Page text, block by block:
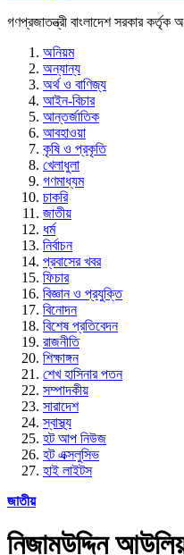
গণপ্রজাতন্ত্রী বাংলাদেশ সরকার কর্তৃক
অনিয়ম
অন্যান্য
অর্থ ও বাণিজ্য
আইন-বিচার
আন্তর্জাতিক
আবহাওয়া
কৃষি ও প্রকৃতি
খেলাধুলা
গণমাধ্যম
চাকরি
জাতীয়
ধর্ম
নির্বাচন
প্রবাসের খবর
ফিচার
বিজ্ঞান ও প্রযুক্তি
বিনোদন
বিশেষ প্রতিবেদন
রাজনীতি
শিক্ষাঙ্গন
শেখ হাসিনার পতন
সম্পাদকীয়
সারাদেশ
স্বাস্থ্য
হট আপ নিউজ
হট এক্সলুসিভ
হাই লাইটস
জাতীয়
নিজামউদ্দিন